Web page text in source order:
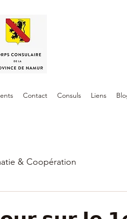
Contact Consuls Liens
& Coopération